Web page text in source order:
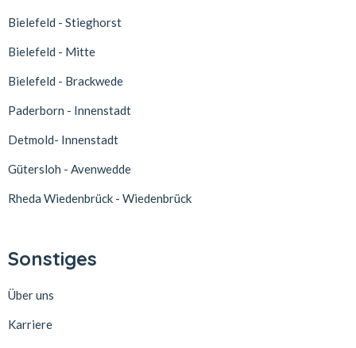
Bielefeld - Stieghorst
Bielefeld - Mitte
Bielefeld - Brackwede
Paderborn - Innenstadt
Detmold- Innenstadt
Gütersloh - Avenwedde
Rheda Wiedenbrück - Wiedenbrück
Sonstiges
Über uns
Karriere